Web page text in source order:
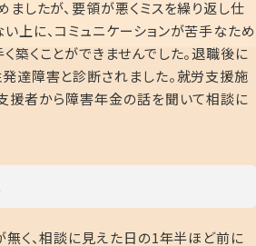
ましたが、要領が悪くミスを繰り返し仕
上に、コミュニケーションが苦手なため
築くことができませんでした。退職後に
達障害と診断されました。就労支援施
援者から障害年金の話を聞いて相談に
く、相談に見えた日の1年半ほど前に